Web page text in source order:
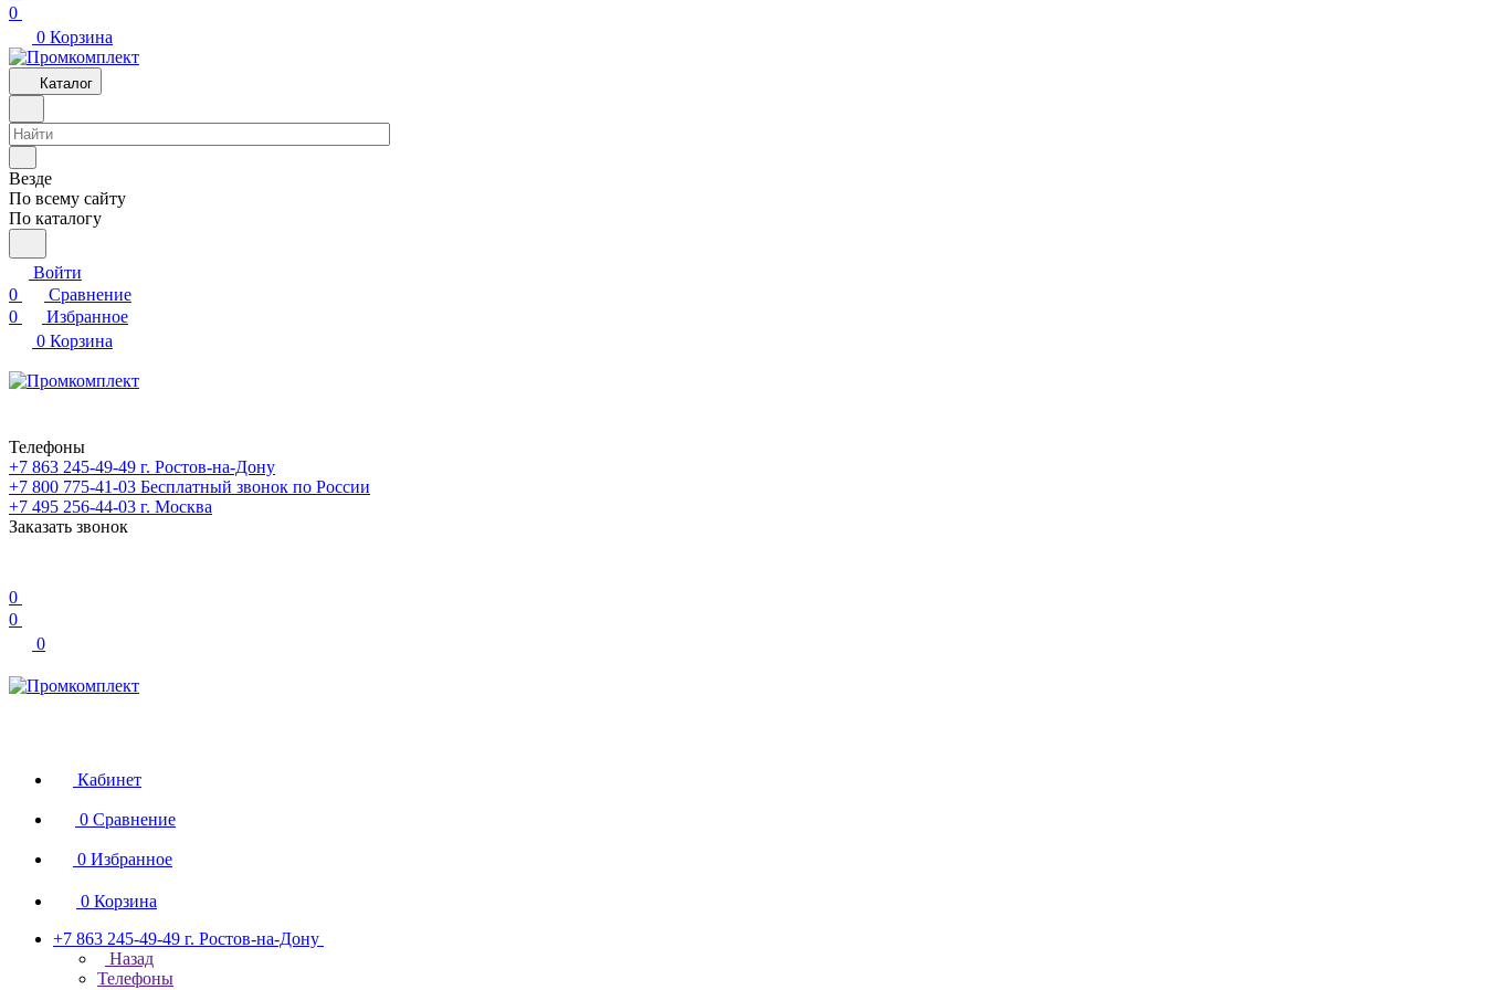
0
0 Корзина
Каталог
Везде
По всему сайту
По каталогу
Войти
0
Сравнение
0
Избранное
0 Корзина
Телефоны
+7 863 245-49-49 г. Ростов-на-Дону
+7 800 775-41-03 Бесплатный звонок по России
+7 495 256-44-03 г. Москва
Заказать звонок
0
0
0
Кабинет
0 Сравнение
0 Избранное
0 Корзина
+7 863 245-49-49 г. Ростов-на-Дону
Назад
Телефоны